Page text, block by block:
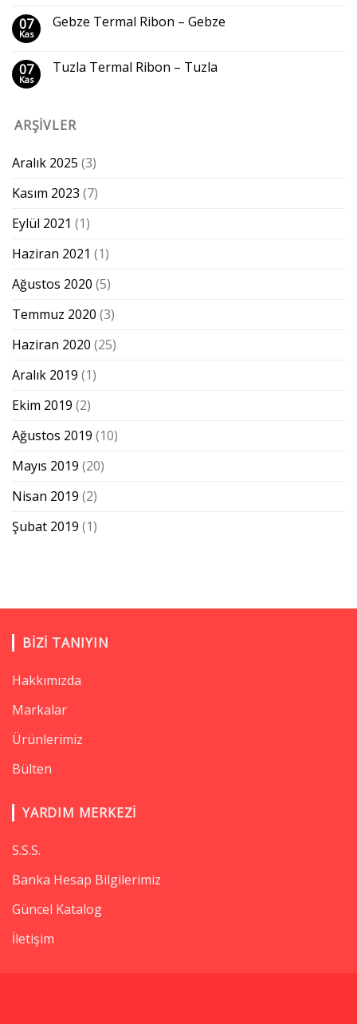
07
Kas
Gebze Termal Ribon – Gebze
07
Kas
Tuzla Termal Ribon – Tuzla
ARŞIVLER
Aralık 2025 (3)
Kasım 2023 (7)
Eylül 2021 (1)
Haziran 2021 (1)
Ağustos 2020 (5)
Temmuz 2020 (3)
Haziran 2020 (25)
Aralık 2019 (1)
Ekim 2019 (2)
Ağustos 2019 (10)
Mayıs 2019 (20)
Nisan 2019 (2)
Şubat 2019 (1)
BIZI TANIYIN
Hakkımızda
Markalar
Ürünlerimiz
Bülten
YARDIM MERKEZI
S.S.S.
Banka Hesap Bilgilerimiz
Güncel Katalog
İletişim